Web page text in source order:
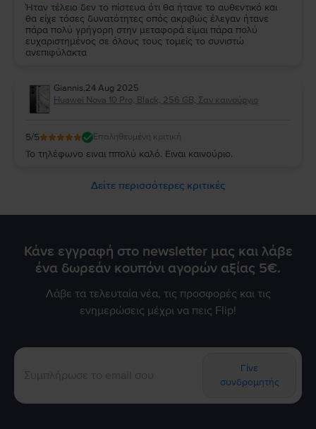
Ήταν τέλειο δεν το πίστευα ότι θα ήτανε το αυθεντικό και
θα είχε τόσες δυνατότητες οπός ακριβώς έλεγαν ήτανε
πάρα πολύ γρήγορη στην μεταφορά είμαι πάρα πολύ
ευχαριστημένος σε όλους τους τομείς το συνιστώ
ανεπιφύλακτα
Giannis,24 Aug 2025
Huawei Nova 10 Pro, Black, 256 GB, Σαν καινούργιο
5/5 Επαληθευμένη κριτική
Το τηλέφωνο ειναι ππολύ καλό. Ειναι καινούριο.
Δείτε περισσότερες κριτικές
Κάνε εγγραφή στο newsletter μας και λάβε
ένα δωρεάν κουπόνι αγορών αξίας 5€.
Λάβε τα τελευταία νέα, τις προσφορές και τις
ενημερώσεις μέχρι να πεις Flip!
Γίνε
συνδρομητής